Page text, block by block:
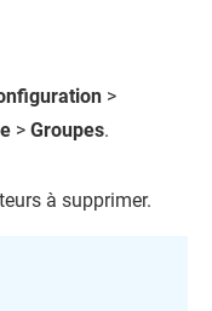
>
> Groupes.
à supprimer.